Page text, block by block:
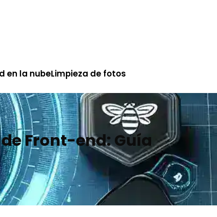
en la nubeLimpieza de fotos
Front-end: Guía